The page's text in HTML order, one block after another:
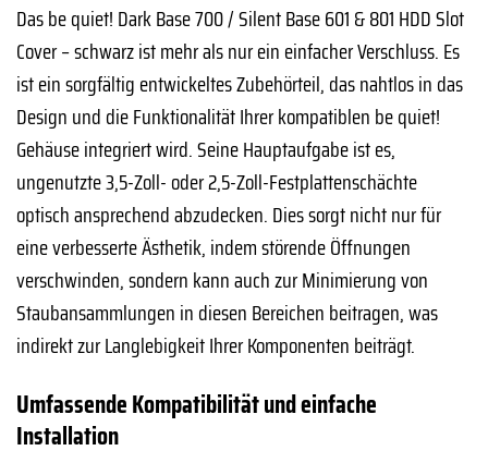
Das be quiet! Dark Base 700 / Silent Base 601 & 801 HDD Slot
Cover – schwarz ist mehr als nur ein einfacher Verschluss. Es
ist ein sorgfältig entwickeltes Zubehörteil, das nahtlos in das
Design und die Funktionalität Ihrer kompatiblen be quiet!
Gehäuse integriert wird. Seine Hauptaufgabe ist es,
ungenutzte 3,5-Zoll- oder 2,5-Zoll-Festplattenschächte
optisch ansprechend abzudecken. Dies sorgt nicht nur für
eine verbesserte Ästhetik, indem störende Öffnungen
verschwinden, sondern kann auch zur Minimierung von
Staubansammlungen in diesen Bereichen beitragen, was
indirekt zur Langlebigkeit Ihrer Komponenten beiträgt.
Umfassende Kompatibilität und einfache
Installation